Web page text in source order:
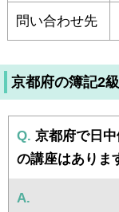
問い合わせ先
京都府の簿記2
Q. 京都府で日
の講座はありま
A.